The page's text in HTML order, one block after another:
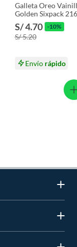
Galleta Oreo
Golden Sixpack
S/ 4.70 -10%
S/ 5.20
Envío rápido